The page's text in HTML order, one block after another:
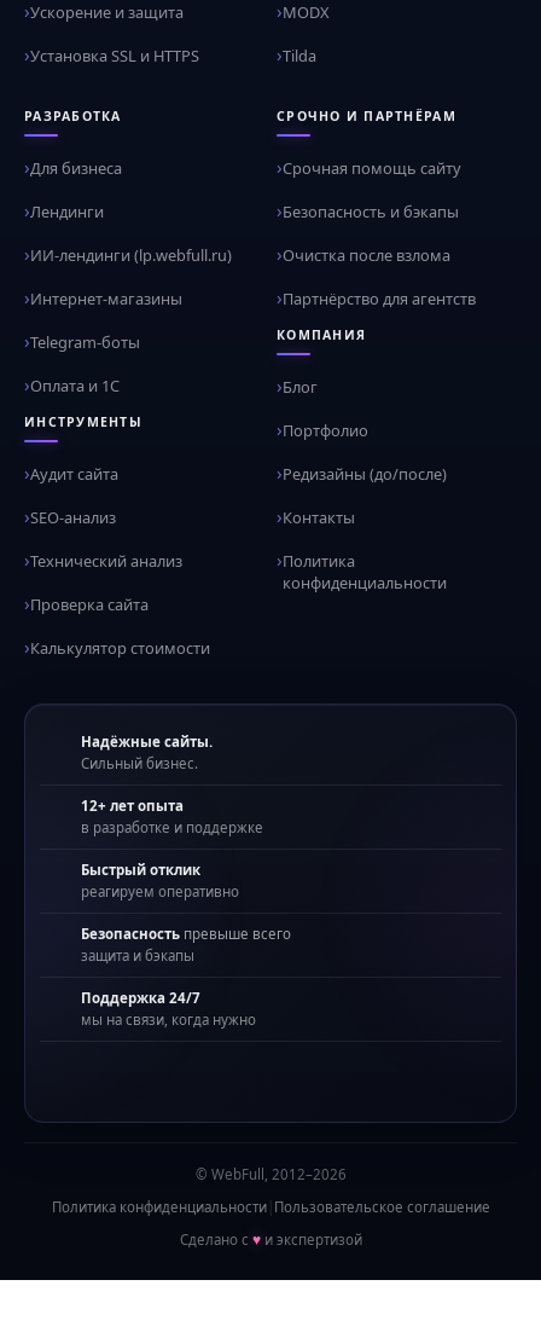
Ускорение и защита
Установка SSL и HTTPS
MODX
Tilda
РАЗРАБОТКА
Для бизнеса
Лендинги
ИИ-лендинги (lp.webfull.ru)
Интернет-магазины
Telegram-боты
Оплата и 1С
ИНСТРУМЕНТЫ
Аудит сайта
SEO-анализ
Технический анализ
Проверка сайта
Калькулятор стоимости
СРОЧНО И ПАРТНЁРАМ
Срочная помощь сайту
Безопасность и бэкапы
Очистка после взлома
Партнёрство для агентств
КОМПАНИЯ
Блог
Портфолио
Редизайны (до/после)
Контакты
Политика
конфиденциальности
Надёжные сайты.
Сильный бизнес.
12+ лет опыта
в разработке и поддержке
Быстрый отклик
реагируем оперативно
Безопасность превыше всего
защита и бэкапы
Поддержка 24/7
мы на связи, когда нужно
© WebFull, 2012–2026
Политика конфиденциальности| Пользовательское соглашение
Сделано с ♥и экспертизой